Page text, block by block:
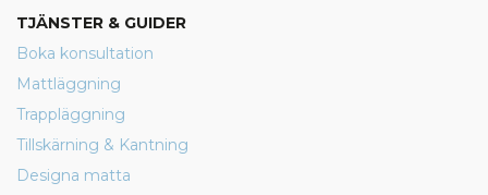
TJÄNSTER & GUIDER
Boka konsultation
Mattläggning
Trappläggning
Tillskärning & Kantning
Designa matta